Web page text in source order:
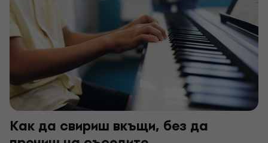
Как да свириш вкъщи, без да